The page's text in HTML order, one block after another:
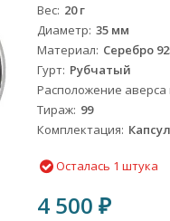
Вес 20 г
Диаметр 35 мм
Материал Серебро
Гурт Рубчатый
Расположение аверса
Тираж 99
Комплектация
Осталась 1 штука
4 500₽